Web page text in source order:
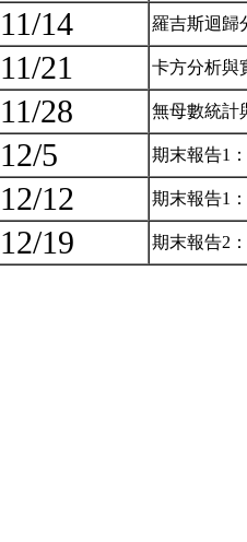
11/14 羅吉斯迴歸
11/21 卡方分析與
11/28 無母數統計
12/5 期末報告1
12/12 期末報告1
12/19 期末報告2